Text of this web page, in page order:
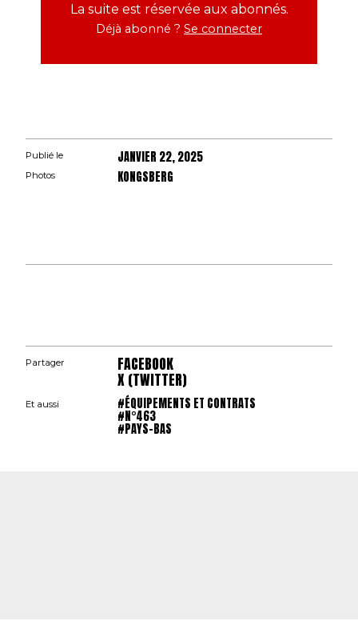
La suite est réservée aux abonnés.
Déjà abonné ? Se connecter
Publié le JANVIER 22, 2025
Photos KONGSBERG
Partager FACEBOOK
X (TWITTER)
Et aussi #ÉQUIPEMENTS ET CONTRATS
#N°463
#PAYS-BAS